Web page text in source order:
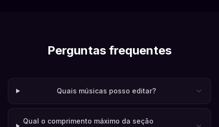
Perguntas frequentes
Quais músicas posso editar?
Qual o comprimento máximo da seção